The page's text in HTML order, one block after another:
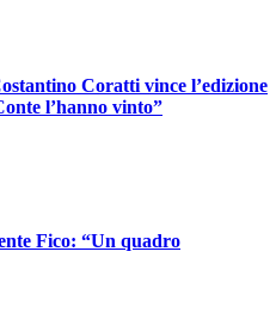
Coratti vince l’edizione
l’hanno vinto”
Fico: “Un quadro